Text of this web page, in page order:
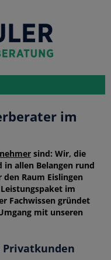
im
sind: Wir, die
in allen Belangen rund
Raum Eislingen
im
Fachwissen gründet
mit unseren
Privatkunden